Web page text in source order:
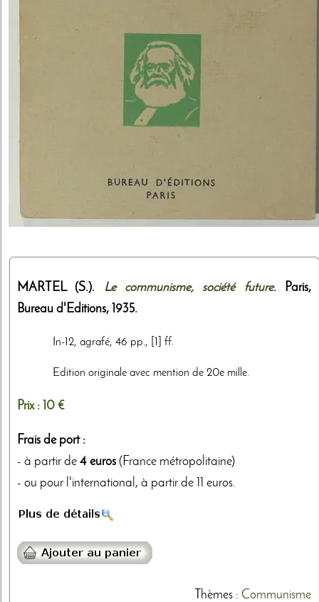
MARTEL (S.). Le communisme, société future. Paris,
Bureau d'Editions, 1935.
In-12, agrafé, 46 pp., [1] ff.
Edition originale avec mention de 20e mille.
Prix : 10 €
Frais de port :
- à partir de 4 euros (France métropolitaine)
- ou pour l'international, à partir de 11 euros.
Thèmes: Communisme